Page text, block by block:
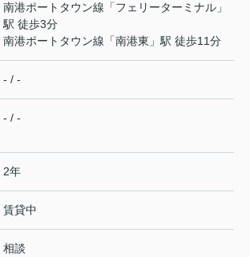
南港ポートタウン線 「フェリーターミナル 」
駅 徒歩3分
南港ポートタウン線 「南港東 」駅 徒歩11分
- / -
- / -
2年
賃貸中
相談